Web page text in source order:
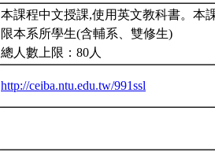
本課程中文授課,使用英文教科書。本
限本系所學生(含輔系、雙修生)
總人數上限：80人
http://ceiba.ntu.edu.tw/991ssl